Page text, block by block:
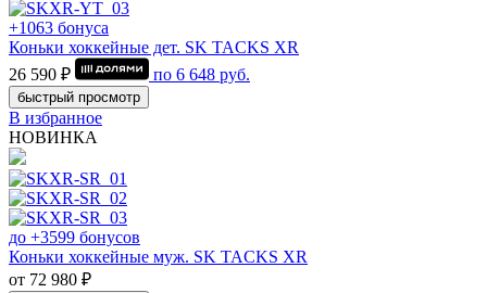
+1063 бонуса
Коньки хоккейные дет. SK TACKS XR
26 590 ₽
по 6 648 руб.
быстрый просмотр
В избранное
НОВИНКА
до +3599 бонусов
Коньки хоккейные муж. SK TACKS XR
от 72 980 ₽